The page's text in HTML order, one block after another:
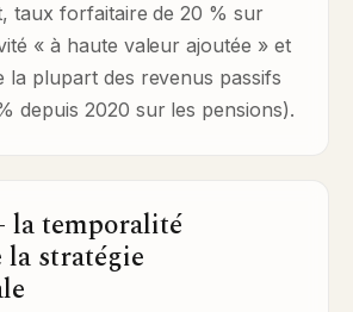
taux forfaitaire de 20 % sur
« à haute valeur ajoutée » et
la plupart des revenus passifs
depuis 2020 sur les pensions).
la temporalité
la stratégie